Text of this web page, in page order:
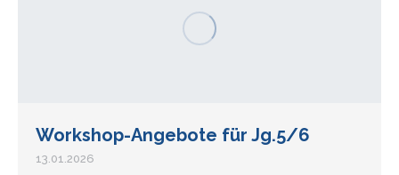
Workshop-Angebote für Jg.5/6
13.01.2026